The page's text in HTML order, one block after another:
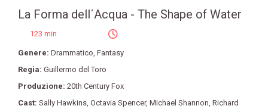
La Forma dell´Acqua - The Shape of Water
123 min
Genere: Drammatico Fantasy
Regia: Guillermo del Toro
Produzione: 20th Century Fox
Cast: Sally Hawkins Octavia Spencer, Michael Shannon Richard